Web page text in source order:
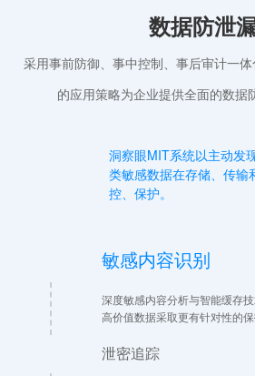
数据防泄
采用事前防御、事中控制、事后审计一
的应用策略为企业提供全面的数据
洞察眼MIT系统以主动发
类敏感数据在存储、传输
控、保护。
敏感内容识别
深度敏感内容分析与智能缓存
高价值数据采取更有针对性的保
泄密追踪